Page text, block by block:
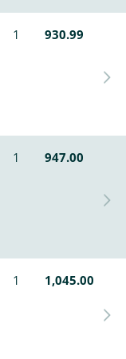
1 930.99
1 947.00
1 1,045.00